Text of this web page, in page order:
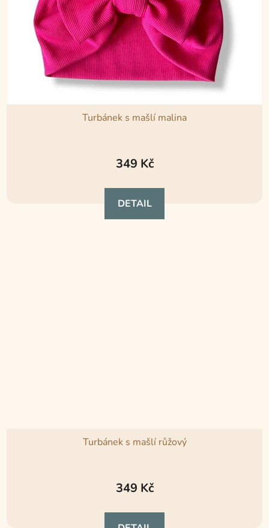
Turbánek s mašlí malina
hodnocení
je
5,0
z
349 Kč
DETAIL
Turbánek s mašlí růžový
hodnocení
je
349 Kč